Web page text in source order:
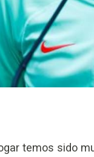
temos sido